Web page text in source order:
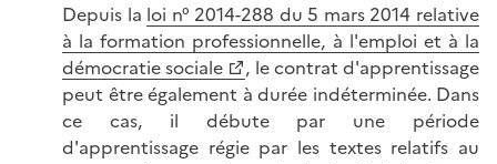
Depuis la loi n° 2014-288 du 5 mars 2014 relative
à la formation professionnelle, à l'emploi et à la
démocratie sociale
, le contrat d'apprentissage
peut être également à durée indéterminée. Dans
ce cas, il débute par une période
d'apprentissage régie par les textes relatifs au